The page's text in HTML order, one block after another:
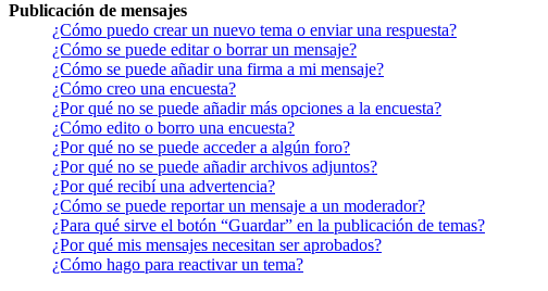
Publicación de mensajes
¿Cómo puedo crear un nuevo tema o enviar una respuesta?
¿Cómo se puede editar o borrar un mensaje?
¿Cómo se puede añadir una firma a mi mensaje?
¿Cómo creo una encuesta?
¿Por qué no se puede añadir más opciones a la encuesta?
¿Cómo edito o borro una encuesta?
¿Por qué no se puede acceder a algún foro?
¿Por qué no se puede añadir archivos adjuntos?
¿Por qué recibí una advertencia?
¿Cómo se puede reportar un mensaje a un moderador?
¿Para qué sirve el botón “Guardar” en la publicación de temas?
¿Por qué mis mensajes necesitan ser aprobados?
¿Cómo hago para reactivar un tema?